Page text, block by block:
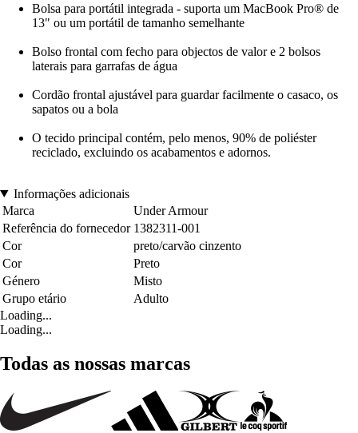
Bolsa para portátil integrada - suporta um MacBook Pro® de
13" ou um portátil de tamanho semelhante
Bolso frontal com fecho para objectos de valor e 2 bolsos
laterais para garrafas de água
Cordão frontal ajustável para guardar facilmente o casaco, os
sapatos ou a bola
O tecido principal contém, pelo menos, 90% de poliéster
reciclado, excluindo os acabamentos e adornos.
Informações adicionais
Marca
Under Armour
Referência do fornecedor 1382311-001
Cor
preto/carvão cinzento
Cor
Preto
Género
Misto
Grupo etário
Adulto
Loading...
Loading...
Todas as nossas marcas